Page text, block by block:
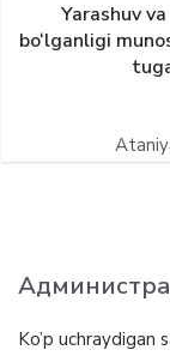
Yarashuv
bo‘lganligi
Ko’p uchraydigan